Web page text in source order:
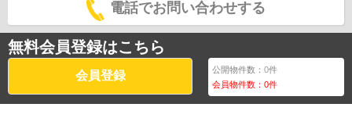
電話でお問い合わせする
無料会員登録はこちら
会員登録 公開物件数：0件
会員物件数：0件